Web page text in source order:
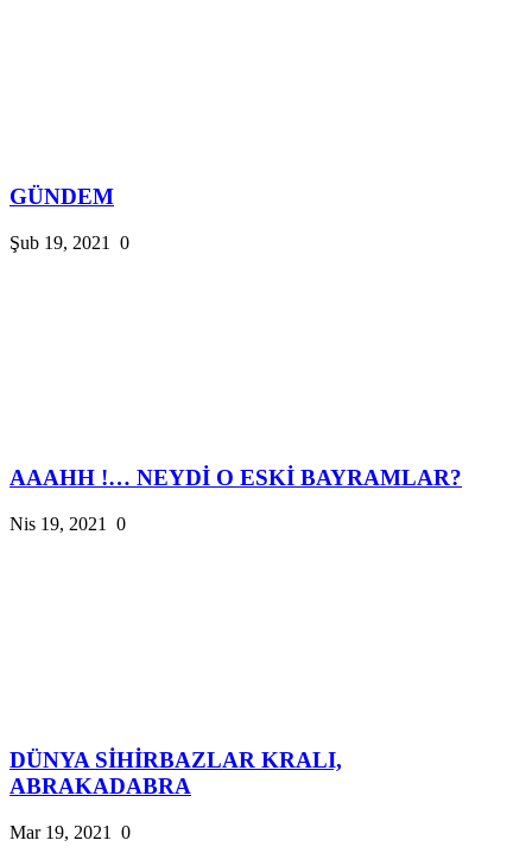
GÜNDEM
Şub 19, 2021 0
AAAHH !… NEYDİ O ESKİ BAYRAMLAR?
Nis 19, 2021 0
DÜNYA SİHİRBAZLAR KRALI,
ABRAKADABRA
Mar 19, 2021 0